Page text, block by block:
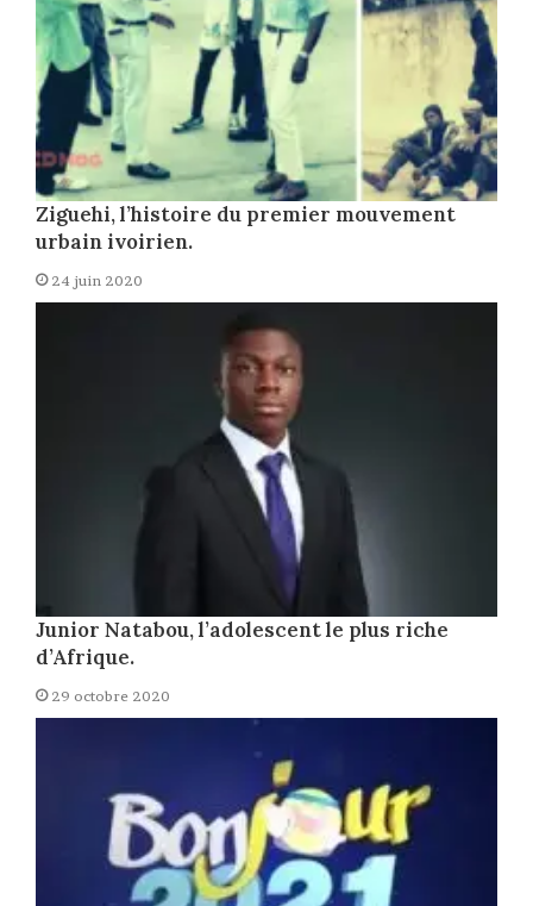
Ziguehi, l’histoire du premier mouvement
urbain ivoirien.
24 juin 2020
Junior Natabou, l’adolescent le plus riche
d’Afrique.
29 octobre 2020